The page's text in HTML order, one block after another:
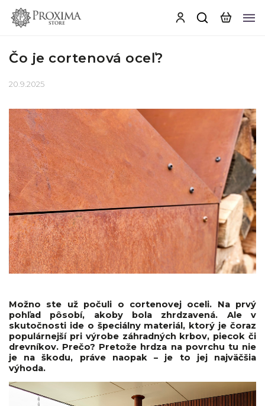
Čo je cortenová oceľ?
20.9.2025
Možno ste už počuli o cortenovej oceli. Na prvý
pohľad pôsobí, akoby bola zhrdzavená. Ale v
skutočnosti ide o špeciálny materiál, ktorý je čoraz
populárnejší pri výrobe záhradných krbov, piecok či
drevníkov. Prečo? Pretože hrdza na povrchu tu nie
je na škodu, práve naopak – je to jej najväčšia
výhoda.